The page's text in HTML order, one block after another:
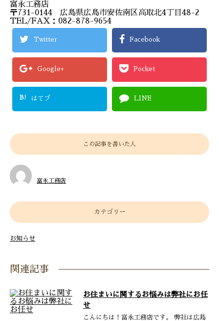
富永工務店
〒731-0144 広島県広島市安佐南区高取北4丁目48-2
TEL/FAX：082-878-9654
Twitter Facebook
Google+ Pocket
B! はてブ LINE
この記事を書いた人
富永工務店
カテゴリー
お知らせ
関連記事
お住まいに関するお悩みは弊社にお任
せ
こんにちは！富永工務店です。 弊社は広島